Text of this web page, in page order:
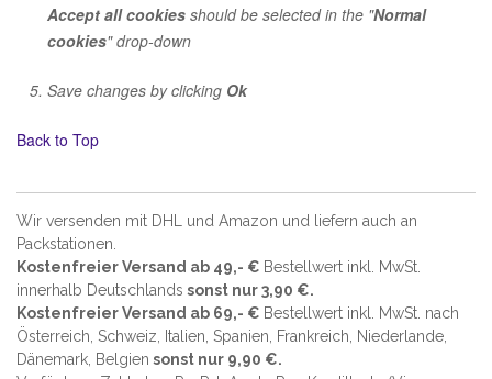
Accept all cookies should be selected in the "Normal
cookies" drop-down
Save changes by clicking Ok
Back to Top
Wir versenden mit DHL und Amazon und liefern auch an
Packstationen.
Kostenfreier Versand ab 49,- € Bestellwert inkl. MwSt.
innerhalb Deutschlands sonst nur 3,90 €.
Kostenfreier Versand ab 69,- € Bestellwert inkl. MwSt. nach
Österreich, Schweiz, Italien, Spanien, Frankreich, Niederlande,
Dänemark, Belgien sonst nur 9,90 €.